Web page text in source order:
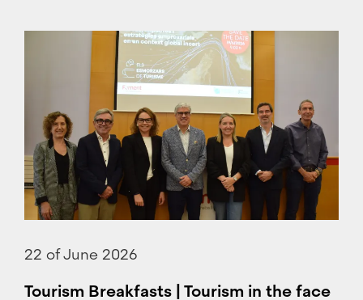
22 of June 2026
Tourism Breakfasts | Tourism in the face